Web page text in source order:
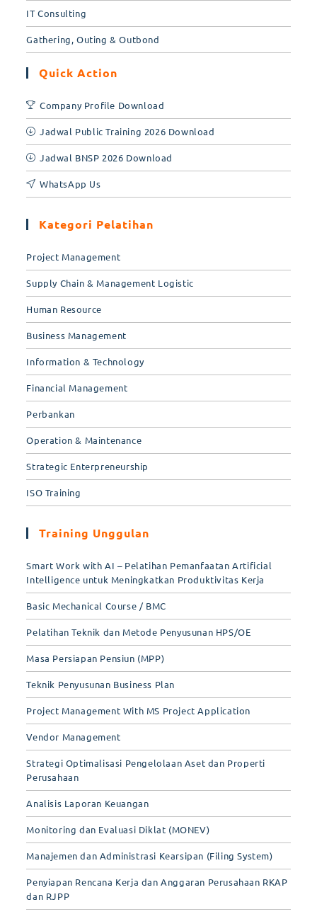
IT Consulting
Gathering, Outing & Outbond
Quick Action
Company Profile Download
Jadwal Public Training 2026 Download
Jadwal BNSP 2026 Download
WhatsApp Us
Kategori Pelatihan
Project Management
Supply Chain & Management Logistic
Human Resource
Business Management
Information & Technology
Financial Management
Perbankan
Operation & Maintenance
Strategic Enterpreneurship
ISO Training
Training Unggulan
Smart Work with AI – Pelatihan Pemanfaatan Artificial
Intelligence untuk Meningkatkan Produktivitas Kerja
Basic Mechanical Course / BMC
Pelatihan Teknik dan Metode Penyusunan HPS/OE
Masa Persiapan Pensiun (MPP)
Teknik Penyusunan Business Plan
Project Management With MS Project Application
Vendor Management
Strategi Optimalisasi Pengelolaan Aset dan Properti
Perusahaan
Analisis Laporan Keuangan
Monitoring dan Evaluasi Diklat (MONEV)
Manajemen dan Administrasi Kearsipan (Filing System)
Penyiapan Rencana Kerja dan Anggaran Perusahaan RKAP
dan RJPP